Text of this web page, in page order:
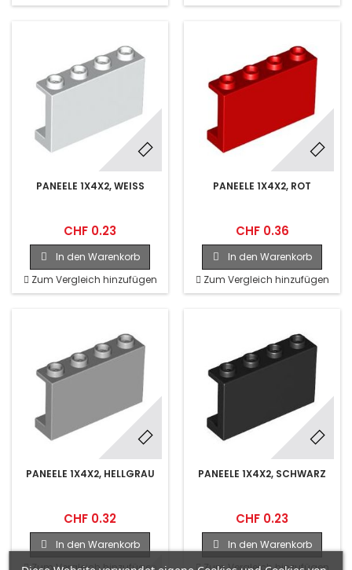
PANEELE 1X4X2, WEISS
CHF 0.23
In den Warenkorb
Zum Vergleich hinzufügen
PANEELE 1X4X2, ROT
CHF 0.36
In den Warenkorb
Zum Vergleich hinzufügen
PANEELE 1X4X2, HELLGRAU
CHF 0.32
In den Warenkorb
PANEELE 1X4X2, SCHWARZ
CHF 0.23
In den Warenkorb